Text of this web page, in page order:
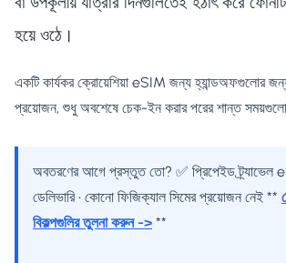
হয়ে ওঠে।
একটি কার্যকর ক্রোয়েশিয়া eSIM জন্য হ্যান্ডঅফগুলোর
প্রয়োজন, শুধু অবশেষে চেক-ইন করার পরের শান্ত
অবতরণের আগে প্রস্তুত তো? ✅ প্রিপেইড ট্র্যাভেল
ডেলিভারি • কোনো ফিজিক্যাল সিমের প্রয়োজন নেই **
বিকল্পগুলির তুলনা করুন -> **